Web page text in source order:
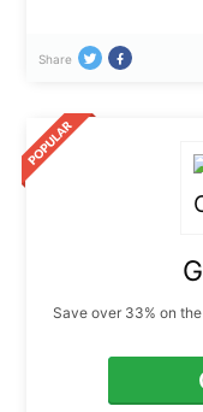
Share
Save over 33% on